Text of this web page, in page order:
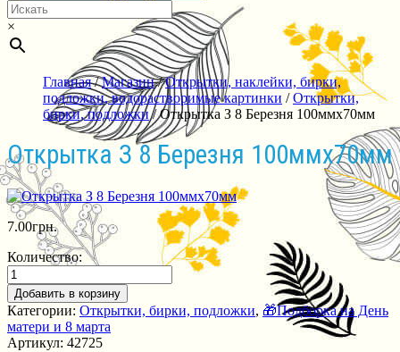
×
Главная/Магазин/Открытки, наклейки, бирки,
подложки, водорастворимые картинки /Открытки,
бирки, подложки/ Открытка З 8 Березня 100ммх70мм
Открытка З 8 Березня 100ммх70мм
7.00грн.
Количество:
Добавить в корзину
Категории: Открытки, бирки, подложки, 🎁Подборка на День
матери и 8 марта
Артикул: 42725